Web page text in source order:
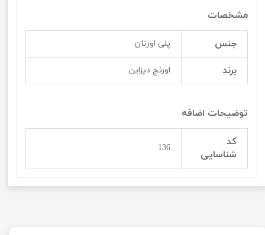
مشخصات
جنس پلی اورتان
برند اورنج دیزاین
توضیحات اضافه
کد
شناسایی
136